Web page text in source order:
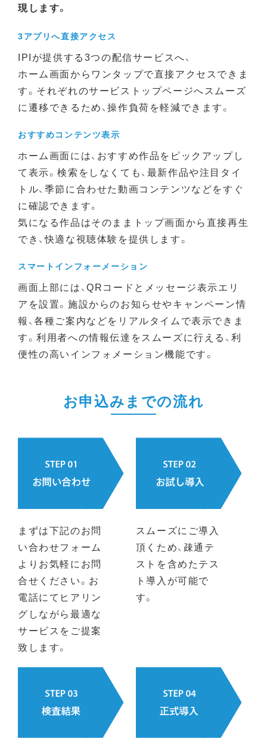
現します。
3アプリへ直接アクセス
IPIが提供する3つの配信サービスへ、
ホーム画面からワンタップで直接アクセスできま
す。それぞれのサービストップページへスムーズ
に遷移できるため、操作負荷を軽減できます。
おすすめコンテンツ表示
ホーム画面には、おすすめ作品をピックアップし
て表示。検索をしなくても、最新作品や注目タイ
トル、季節に合わせた動画コンテンツなどをすぐ
に確認できます。
気になる作品はそのままトップ画面から直接再生
でき、快適な視聴体験を提供します。
スマートインフォーメーション
画面上部には、QRコードとメッセージ表示エリ
アを設置。施設からのお知らせやキャンペーン情
報、各種ご案内などをリアルタイムで表示できま
す。利用者への情報伝達をスムーズに行える、利
便性の高いインフォメーション機能です。
お申込みまでの流れ
まずは下記のお問
い合わせフォーム
よりお気軽にお問
合せください。お
電話にてヒアリン
グしながら最適な
サービスをご提案
致します。
スムーズにご導入
頂くため、疎通テ
ストを含めたテス
ト導入が可能で
す。